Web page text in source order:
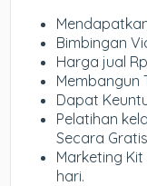
Bimbingan
Harga jual
Membangun
Dapat
Pelatihan
Secara
Marketing
hari.